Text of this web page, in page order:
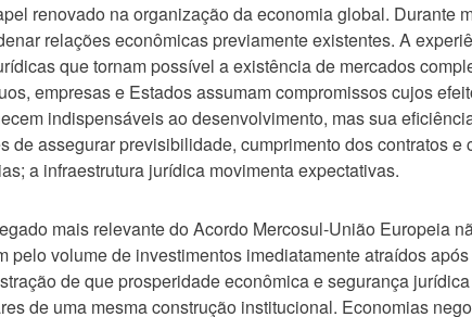
renovado na organização da economia global. Durante
relações econômicas previamente existentes. A
que tornam possível a existência de mercados
empresas e Estados assumam compromissos cujos
indispensáveis ao desenvolvimento, mas sua
de assegurar previsibilidade, cumprimento dos contratos e
a infraestrutura jurídica movimenta expectativas.
mais relevante do Acordo Mercosul-União Europeia
pelo volume de investimentos imediatamente atraídos
de que prosperidade econômica e segurança
de uma mesma construção institucional. Economias